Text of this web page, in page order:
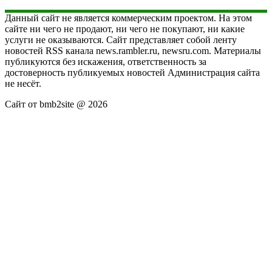
Данный сайт не является коммерческим проектом. На этом
сайте ни чего не продают, ни чего не покупают, ни какие
услуги не оказываются. Сайт представляет собой ленту
новостей RSS канала news.rambler.ru, newsru.com. Материалы
публикуются без искажения, ответственность за
достоверность публикуемых новостей Администрация сайта
не несёт.
Сайт от bmb2site @ 2026